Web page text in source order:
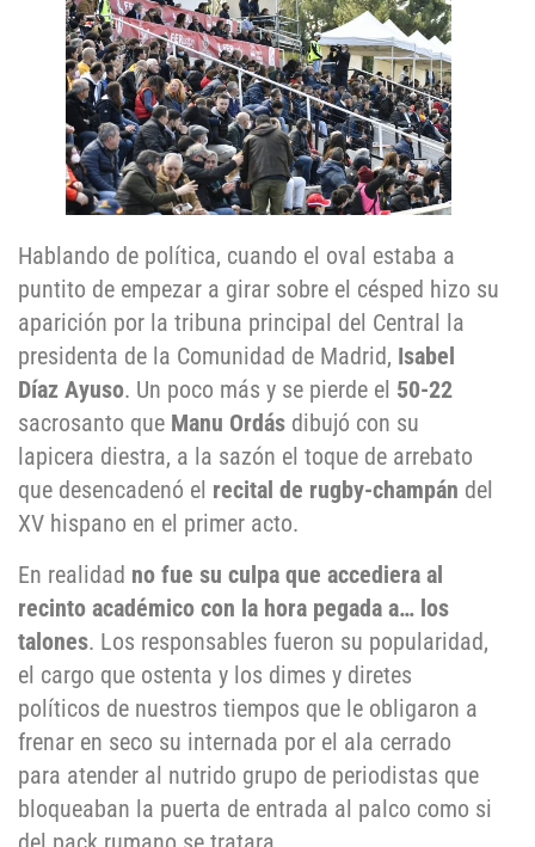
Hablando de política, cuando el oval estaba a
puntito de empezar a girar sobre el césped hizo su
aparición por la tribuna principal del Central la
presidenta de la Comunidad de Madrid, Isabel
Díaz Ayuso. Un poco más y se pierde el 50-22
sacrosanto que Manu Ordás dibujó con su
lapicera diestra, a la sazón el toque de arrebato
que desencadenó el recital de rugby-champán del
XV hispano en el primer acto.
En realidad no fue su culpa que accediera al
recinto académico con la hora pegada a… los
talones. Los responsables fueron su popularidad,
el cargo que ostenta y los dimes y diretes
políticos de nuestros tiempos que le obligaron a
frenar en seco su internada por el ala cerrado
para atender al nutrido grupo de periodistas que
bloqueaban la puerta de entrada al palco como si